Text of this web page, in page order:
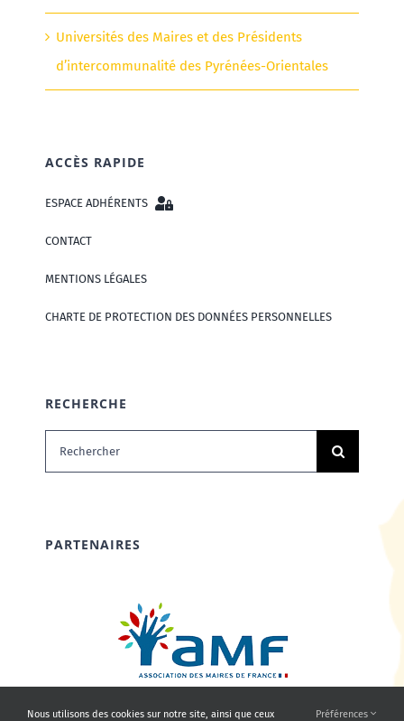
Universités des Maires et des Présidents
d’intercommunalité des Pyrénées-Orientales
ACCÈS RAPIDE
ESPACE ADHÉRENTS
CONTACT
MENTIONS LÉGALES
CHARTE DE PROTECTION DES DONNÉES PERSONNELLES
RECHERCHE
Rechercher:
PARTENAIRES
Nous utilisons des cookies sur notre site, ainsi que ceux Préférences